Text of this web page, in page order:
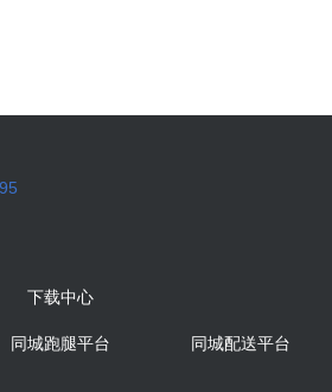
下载中心
同城跑腿平台 同城配送平台